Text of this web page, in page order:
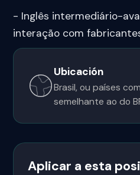
- Inglês intermediário-
interação com
Ubicación
Brasil, ou países
semelhante ao do
Aplicar a esta